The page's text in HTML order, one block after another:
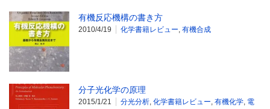
有機反応機構の書き方
2010/4/19 化学書籍レビュー, 有機合成
分子光化学の原理
2015/1/21 分光分析, 化学書籍レビュー, 有機化学, 電